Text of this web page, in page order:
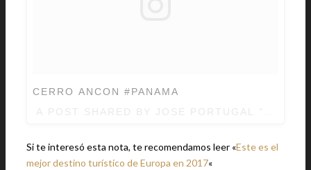
CERRO ANCON #PANAMA
Si te interesó esta nota, te recomendamos leer «Este es el
mejor destino turístico de Europa en 2017«